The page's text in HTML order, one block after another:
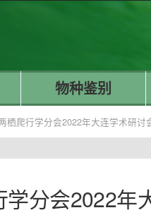
物种鉴别
栖爬行学分会2022年大连学术研讨
分会2022年